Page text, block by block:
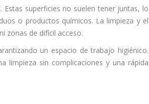
superficies no suelen tener juntas, lo
o productos químicos. La limpieza y el
zonas de difícil acceso.
un espacio de trabajo higiénico.
limpieza sin complicaciones y una rápida